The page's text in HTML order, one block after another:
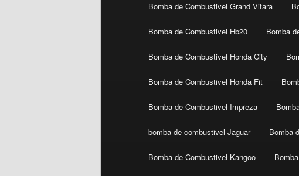
Bomba de Combustivel Grand Vitara
Bomba de Combustivel Hb20 Bomba
Bomba de Combustivel Honda City
Bomba de Combustivel Honda Fit
Bomba de Combustivel Impreza
bomba de combustivel Jaguar Bomba
Bomba de Combustivel Kangoo